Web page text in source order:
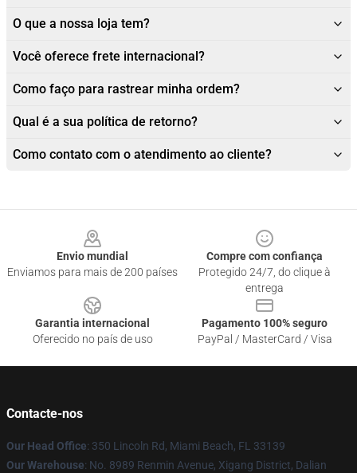
O que a nossa loja tem?
Você oferece frete internacional?
Como faço para rastrear minha ordem?
Qual é a sua política de retorno?
Como contato com o atendimento ao cliente?
Envio mundial
Enviamos para mais de 200 países
Compre com confiança
Protegido 24/7, do clique à
entrega
Garantia internacional
Oferecido no país de uso
Pagamento 100% seguro
PayPal / MasterCard / Visa
Contacte-nos
Our Head Office: 350 Lincoln Rd, Miami Beach, FL 33139
Our Warehouse: No. 8989 Renmin Avenue, Xigang District, Dalian